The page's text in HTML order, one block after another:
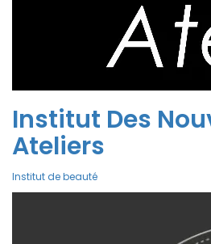
Institut Des
Ateliers
Institut de beauté